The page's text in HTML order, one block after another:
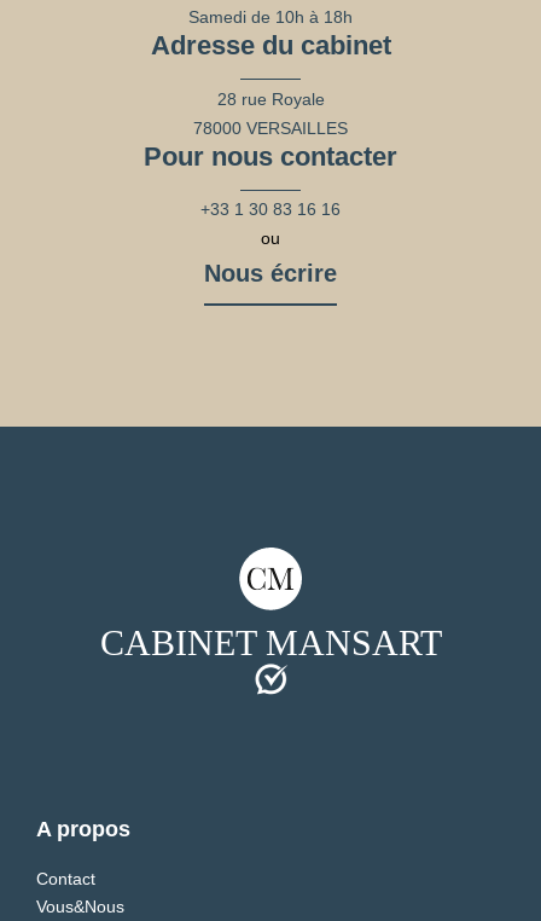
Samedi de 10h à 18h
Adresse du cabinet
28 rue Royale
78000 VERSAILLES
Pour nous contacter
+33 1 30 83 16 16
ou
Nous écrire
CABINET MANSART
A propos
Contact
Vous&Nous